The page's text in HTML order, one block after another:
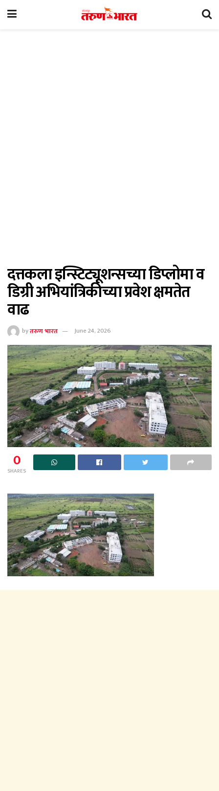
दत्तकला इन्स्टिट्यूशन्सच्या डिप्लोमा व
डिग्री अभियांत्रिकीच्या प्रवेश क्षमतेत
वाढ
byतरुण भारत June 24, 2026
0
SHARES